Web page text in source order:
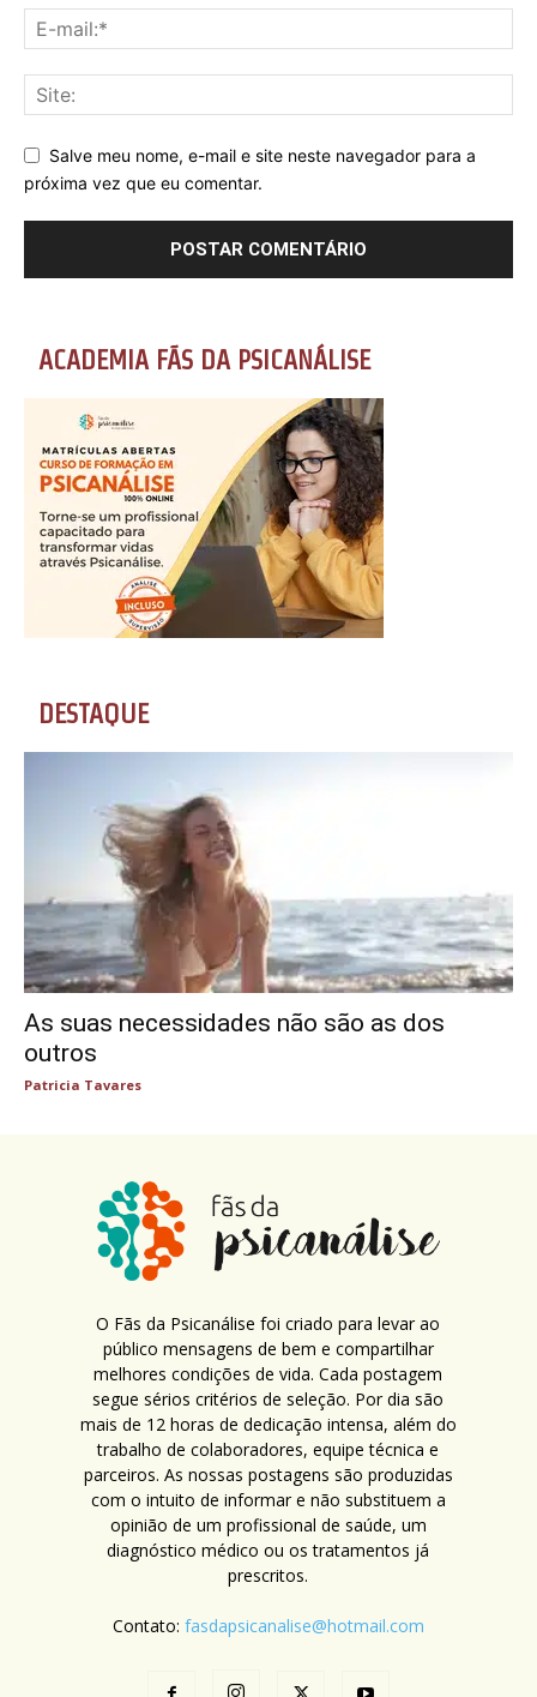
Salve meu nome, e-mail e site neste navegador para a
próxima vez que eu comentar.
ACADEMIA FÃS DA PSICANÁLISE
DESTAQUE
As suas necessidades não são as dos
outros
Patricia Tavares
O Fãs da Psicanálise foi criado para levar ao
público mensagens de bem e compartilhar
melhores condições de vida. Cada postagem
segue sérios critérios de seleção. Por dia são
mais de 12 horas de dedicação intensa, além do
trabalho de colaboradores, equipe técnica e
parceiros. As nossas postagens são produzidas
com o intuito de informar e não substituem a
opinião de um profissional de saúde, um
diagnóstico médico ou os tratamentos já
prescritos.
Contato: fasdapsicanalise@hotmail.com